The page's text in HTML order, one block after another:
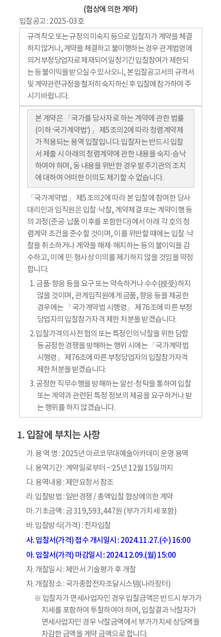
(협상에 의한 계약)
입찰공고 : 2025-03호
규격 착오 또는 규정의 미숙지 등으로 입찰자가 계약을 체결
하지 않거나, 계약을 체결하고 불이행하는 경우 관계법령에
의거 부정당업자로 제재되어 일정기간 입찰참여가 제한되
는 등 불이익을 받으실 수 있사오니, 본 입찰공고서의 규격서
및 계약관련규정을 철저히 숙지하신 후 입찰에 참가하여 주
시기 바랍니다.
본 계약은 「국가를 당사자로 하는 계약에 관한 법률
(이하 ‘국가계약법’)」 제5조의2에 따라 청렴계약제
가 적용되는 용역 입찰입니다. 입찰자는 반드시 입찰
서 제출 시 아래의 청렴계약에 관한 내용을 숙지·승낙
하여야 하며, 동 내용을 위반한 경우 발주기관의 조치
에 대하여 어떠한 이의도 제기할 수 없습니다.
「국가계약법」 제5조의2에 따라 본 입찰에 참여한 당사
대리인과 임직원은 입찰·낙찰, 계약체결 또는 계약이행 등
의 과정(준공·납품 이후를 포함한다)에서 아래 각 호의 청
렴계약 조건을 준수할 것이며, 이를 위반할 때에는 입찰·낙
찰을 취소하거나 계약을 해제·해지하는 등의 불이익을 감
수하고, 이에 민·형사상 이의를 제기하지 않을 것임을 약정
합니다.
1. 금품·향응 등을 요구 또는 약속하거나 수수(授受)하지
않을 것이며, 관계임직원에게 금품, 향응 등을 제공한
경우에는 「국가계약법 시행령」 제76조에 따른 부정
당업자의 입찰참가자격 제한 처분을 받겠습니다.
2. 입찰가격의 사전 협의 또는 특정인의 낙찰을 위한 담합
등 공정한 경쟁을 방해하는 행위 시에는 「국가계약법
시행령」 제76조에 따른 부정당업자의 입찰참가자격
제한 처분을 받겠습니다.
3. 공정한 직무수행을 방해하는 알선·청탁을 통하여 입찰
또는 계약과 관련된 특정 정보의 제공을 요구하거나 받
는 행위를 하지 않겠습니다.
입찰에 부치는 사항
가. 용 역 명 : 2025년 아르코무대예술아카데미 운영 용역
나. 용역기간 : 계약일로부터 ~‘25년 12월 15일까지
다. 용역내용 : 제안요청서 참조
라. 입찰방법 : 일반경쟁 / 총액입찰 협상에의한 계약
마. 기초금액 : 금 319,593,447원 (부가가치세 포함)
바. 입찰방식(가격) : 전자입찰
사. 입찰서(가격) 접수 개시일시 : 2024.11.27.(수) 16:00
아. 입찰서(가격) 마감일시 : 2024.12.09.(월) 15:00
자. 개찰일시 : 제안서 기술평가 후 개찰
차. 개찰장소 : 국가종합전자조달시스템(나라장터)
※ 입찰자가 면세사업자인 경우 입찰금액은 반드시 부가가
치세를 포함하여 투찰하여야 하며, 입찰결과 낙찰자가
면세사업자인 경우 낙찰금액에서 부가가치세 상당액을
차감한 금액을 계약 금액으로 합니다.